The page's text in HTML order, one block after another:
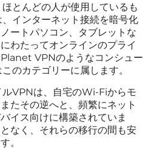
とんどの人が使用しているも
インターネット接続を暗号化
ートパソコン、タブレットな
わたってオンラインのプライ
VPNのようなコンシュー
のカテゴリーに属します。
VPNは、自宅のWi-Fiからモ
たその逆へと、頻繁にネット
イス向けに構築されていま
なく、それらの移行の間も安
。